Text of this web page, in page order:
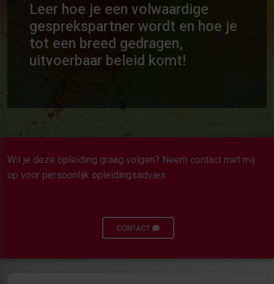
Leer hoe je een volwaardige
gesprekspartner wordt en hoe je
tot een breed gedragen,
uitvoerbaar beleid komt!
Wil je deze opleiding graag volgen? Neem contact met mij
op voor persoonlijk opleidingsadvies
CONTACT